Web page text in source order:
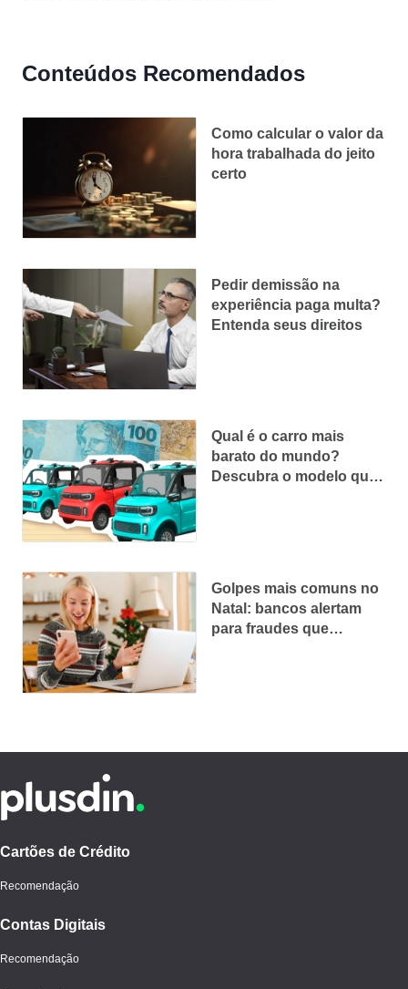
Conteúdos Recomendados
Como calcular o valor da
hora trabalhada do jeito
certo
Pedir demissão na
experiência paga multa?
Entenda seus direitos
Qual é o carro mais
barato do mundo?
Descubra o modelo que
Golpes mais comuns no
Natal: bancos alertam
para fraudes que
Cartões de Crédito
Recomendação
Contas Digitais
Recomendação